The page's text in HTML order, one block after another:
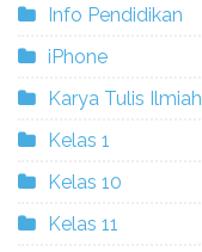
Info Pendidikan
iPhone
Karya Tulis Ilmiah
Kelas 1
Kelas 10
Kelas 11